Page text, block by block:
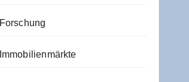
Forschung
Immobilienmärkte